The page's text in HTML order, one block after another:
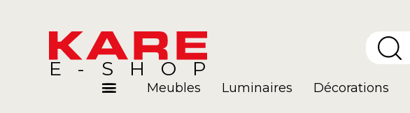
E-SHOP
Meubles Luminaires Décorations